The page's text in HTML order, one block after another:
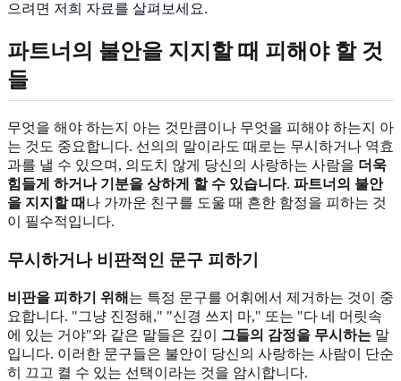
으려면 저희 자료를 살펴보세요.
파트너의 불안을 지지할 때 피해야 할 것
들
무엇을 해야 하는지 아는 것만큼이나 무엇을 피해야 하는지 아
는 것도 중요합니다. 선의의 말이라도 때로는 무시하거나 역효
과를 낼 수 있으며, 의도치 않게 당신의 사랑하는 사람을 더욱
힘들게 하거나 기분을 상하게 할 수 있습니다. 파트너의 불안
을 지지할 때 나 가까운 친구를 도울 때 흔한 함정을 피하는 것
이 필수적입니다.
무시하거나 비판적인 문구 피하기
비판을 피하기 위해 는 특정 문구를 어휘에서 제거하는 것이 중
요합니다. "그냥 진정해," "신경 쓰지 마," 또는 "다 네 머릿속
에 있는 거야"와 같은 말들은 깊이 그들의 감정을 무시하는 말
입니다. 이러한 문구들은 불안이 당신의 사랑하는 사람이 단순
히 끄고 켤 수 있는 선택이라는 것을 암시합니다.